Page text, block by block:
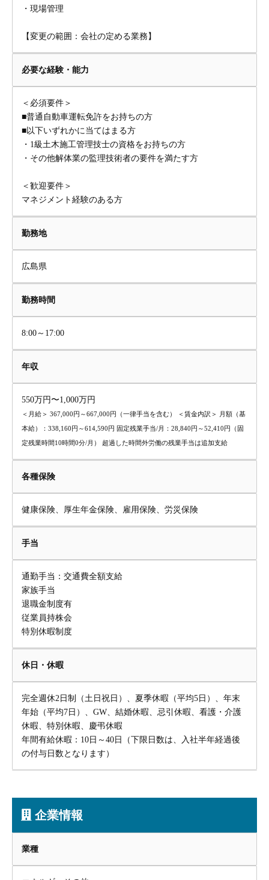
・現場管理
【変更の範囲：会社の定める業務】
必要な経験・能力
＜必須要件＞
■普通自動車運転免許をお持ちの方
■以下いずれかに当てはまる方
・1級土木施工管理技士の資格をお持ちの方
・その他解体業の監理技術者の要件を満たす方
＜歓迎要件＞
マネジメント経験のある方
勤務地
広島県
勤務時間
8:00～17:00
年収
550万円〜1,000万円
＜月給＞ 367,000円～667,000円（一律手当を含む） ＜賃金内訳＞ 月額（基
本給）：338,160円～614,590円 固定残業手当/月：28,840円～52,410円（固
定残業時間10時間0分/月） 超過した時間外労働の残業手当は追加支給
各種保険
健康保険、厚生年金保険、雇用保険、労災保険
手当
通勤手当：交通費全額支給
家族手当
退職金制度有
従業員持株会
特別休暇制度
休日・休暇
完全週休2日制（土日祝日）、夏季休暇（平均5日）、年末
年始（平均7日）、GW、結婚休暇、忌引休暇、看護・介護
休暇、特別休暇、慶弔休暇
年間有給休暇：10日～40日（下限日数は、入社半年経過後
の付与日数となります）
企業情報
業種